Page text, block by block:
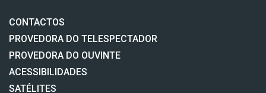
CONTACTOS
PROVEDORA DO TELESPECTADOR
PROVEDORA DO OUVINTE
ACESSIBILIDADES
SATÉLITES